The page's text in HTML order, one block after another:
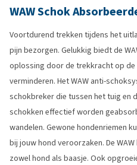
WAW Schok
Voortdurend trekken tijdens het
pijn bezorgen. Gelukkig biedt de
oplossing door de trekkracht op
verminderen. Het WAW anti-
schokbreker die tussen het tuig
schokken effectief worden
wandelen. Gewone hondenriemen
bij jouw hond veroorzaken. De
zowel hond als baasje. Ook